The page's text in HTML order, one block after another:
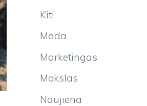
Kiti
Mada
Marketingas
Mokslas
Naujiena